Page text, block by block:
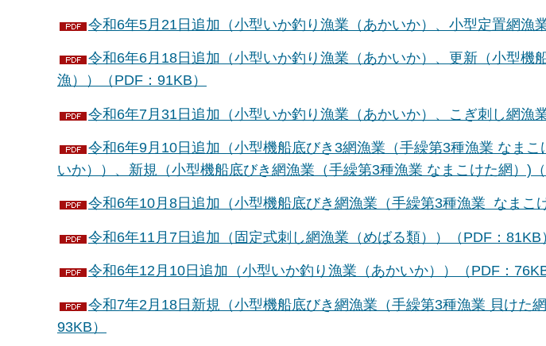
令和6年5月21日追加（小型いか釣り漁業（あかいか）、小型定置網漁
令和6年6月18日追加（小型いか釣り漁業（あかいか）、更新（小型機
漁））（PDF：91KB）
令和6年7月31日追加（小型いか釣り漁業（あかいか）、こぎ刺し網漁
令和6年9月10日追加（小型機船底びき3網漁業（手繰第3種漁業 なま
いか））、新規（小型機船底びき網漁業（手繰第3種漁業 なまこけた網）)（
令和6年10月8日追加（小型機船底びき網漁業（手繰第3種漁業 なまこ
令和6年11月7日追加（固定式刺し網漁業（めばる類））（PDF：81KB
令和6年12月10日追加（小型いか釣り漁業（あかいか））（PDF：76KB
令和7年2月18日新規（小型機船底びき網漁業（手繰第3種漁業 貝けた
93KB）